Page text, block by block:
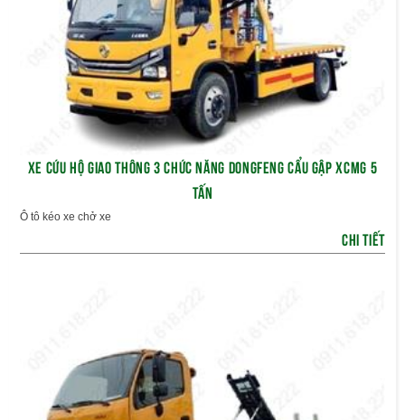
XE CỨU HỘ GIAO THÔNG 3 CHỨC NĂNG DONGFENG CẨU GẬP XCMG 5
TẤN
Ô tô kéo xe chở xe
CHI TIẾT